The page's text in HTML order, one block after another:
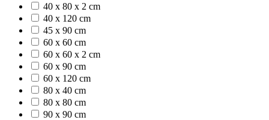
40 x 80 x 2 cm
40 x 120 cm
45 x 90 cm
60 x 60 cm
60 x 60 x 2 cm
60 x 90 cm
60 x 120 cm
80 x 40 cm
80 x 80 cm
90 x 90 cm